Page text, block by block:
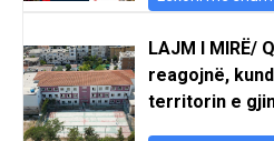
LAJM I MIRË/
reagojnë,
territorin e